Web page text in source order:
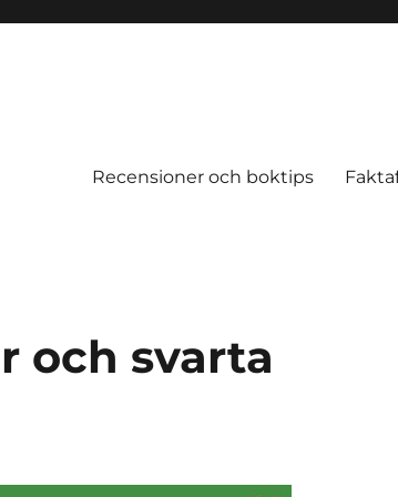
Recensioner och boktips
och svarta